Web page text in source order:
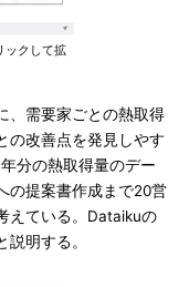
ックして拡
、需要家ごとの熱取得
の改善点を発見しやす
分の熱取得量のデー
の提案書作成まで20営
えている。Dataikuの
明する。